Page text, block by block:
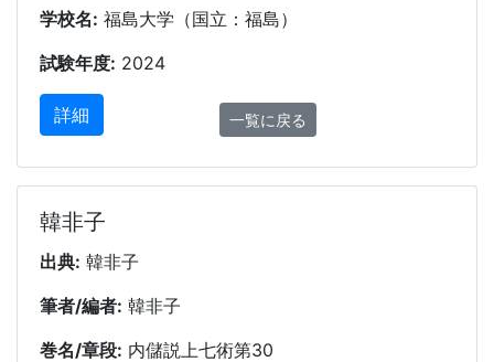
学校名: 福島大学（国立：福島）
試験年度: 2024
詳細 一覧に戻る
韓非子
出典: 韓非子
筆者/編者: 韓非子
巻名/章段: 内儲説上七術第30